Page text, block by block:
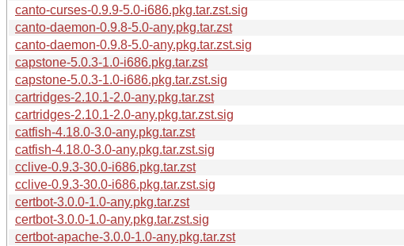
canto-curses-0.9.9-5.0-i686.pkg.tar.zst.sig
canto-daemon-0.9.8-5.0-any.pkg.tar.zst
canto-daemon-0.9.8-5.0-any.pkg.tar.zst.sig
capstone-5.0.3-1.0-i686.pkg.tar.zst
capstone-5.0.3-1.0-i686.pkg.tar.zst.sig
cartridges-2.10.1-2.0-any.pkg.tar.zst
cartridges-2.10.1-2.0-any.pkg.tar.zst.sig
catfish-4.18.0-3.0-any.pkg.tar.zst
catfish-4.18.0-3.0-any.pkg.tar.zst.sig
cclive-0.9.3-30.0-i686.pkg.tar.zst
cclive-0.9.3-30.0-i686.pkg.tar.zst.sig
certbot-3.0.0-1.0-any.pkg.tar.zst
certbot-3.0.0-1.0-any.pkg.tar.zst.sig
certbot-apache-3.0.0-1.0-any.pkg.tar.zst